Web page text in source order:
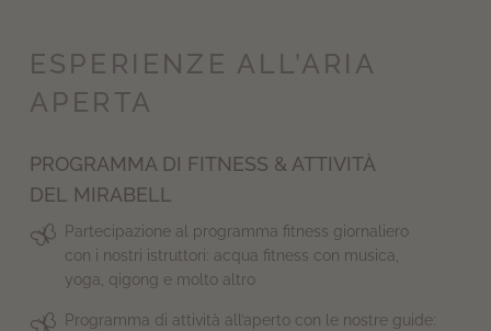
ESPERIENZE ALL’ARIA
APERTA
PROGRAMMA DI FITNESS & ATTIVITÀ
DEL MIRABELL
Partecipazione al programma fitness giornaliero
con i nostri istruttori: acqua fitness con musica,
yoga, qigong e molto altro
Programma di attività all’aperto con le nostre guide: